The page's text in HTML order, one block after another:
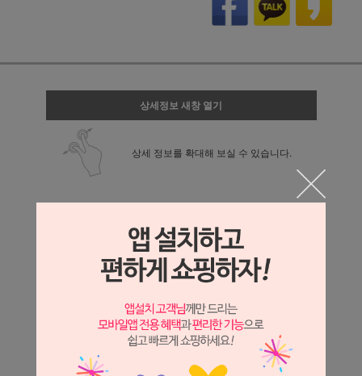
상세정보 새창 열기
상세 정보를 확대해 보실 수 있습니다.